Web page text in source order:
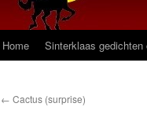
Home Sinterklaas gedichten
← Cactus (surprise)